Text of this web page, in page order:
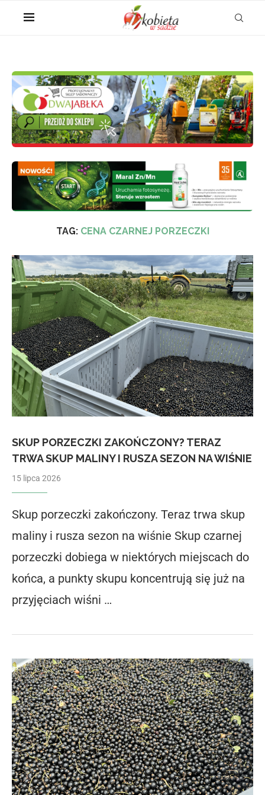
TAG: CENA CZARNEJ PORZECZKI
SKUP PORZECZKI ZAKOŃCZONY? TERAZ
TRWA SKUP MALINY I RUSZA SEZON NA WIŚNIE
15 lipca 2026
Skup porzeczki zakończony. Teraz trwa skup
maliny i rusza sezon na wiśnie Skup czarnej
porzeczki dobiega w niektórych miejscach do
końca, a punkty skupu koncentrują się już na
przyjęciach wiśni …